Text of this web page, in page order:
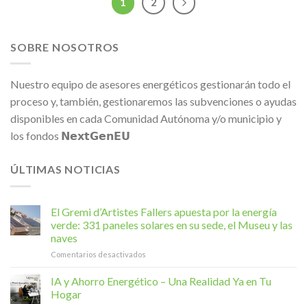
SOBRE NOSOTROS
Nuestro equipo de asesores energéticos gestionarán todo el
proceso y, también, gestionaremos las subvenciones o ayudas
disponibles en cada Comunidad Autónoma y/o municipio y
los fondos 𝗡𝗲𝘅𝘁𝗚𝗲𝗻𝗘𝗨
ÚLTIMAS NOTICIAS
El Gremi d’Artistes Fallers apuesta por la energía
verde: 331 paneles solares en su sede, el Museu y las
naves
Comentarios desactivados
Gremi
d’Artistes
IA y Ahorro Energético – Una Realidad Ya en Tu
Hogar